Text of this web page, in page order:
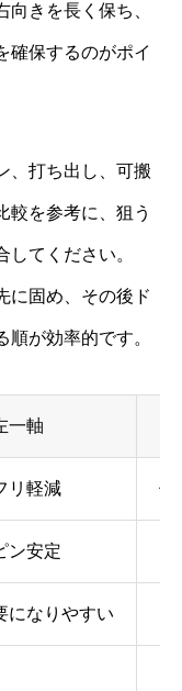
向きを長く保ち、
確保するのがポイ
、打ち出し、可搬
較を参考に、狙う
てください。
に固め、その後ド
が効率的です。
一軸
リ軽減 個
ン安定
になりやすい